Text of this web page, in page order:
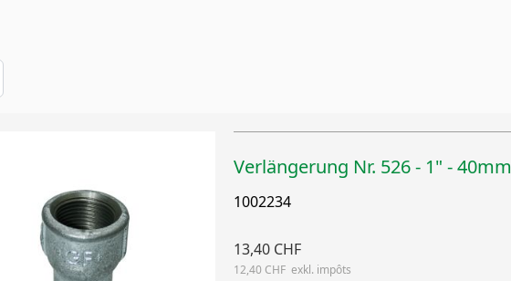
Verlängerung Nr. 526 - 1" - 40mm
1002234
13,40 CHF
12,40 CHF